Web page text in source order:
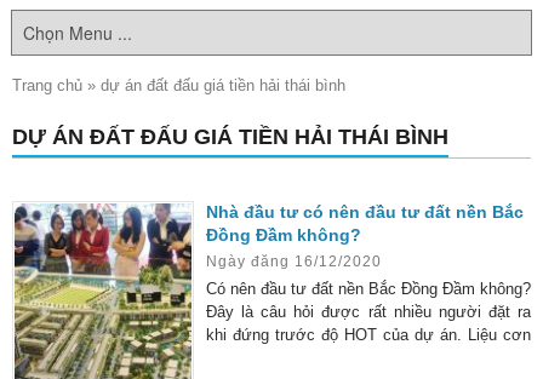
Trang chủ » dự án đất đấu giá tiền hải thái bình
DỰ ÁN ĐẤT ĐẤU GIÁ TIỀN HẢI THÁI BÌNH
Nhà đầu tư có nên đầu tư đất nền Bắc
Đồng Đầm không?
Ngày đăng 16/12/2020
Có nên đầu tư đất nền Bắc Đồng Đầm không?
Đây là câu hỏi được rất nhiều người đặt ra
khi đứng trước độ HOT của dự án. Liệu cơn